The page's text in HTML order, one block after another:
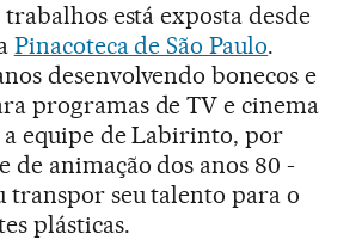
trabalhos está exposta desde
Pinacoteca de São Paulo.
desenvolvendo bonecos e
programas de TV e cinema
equipe de Labirinto, por
de animação dos anos 80 -
transpor seu talento para o
plásticas.